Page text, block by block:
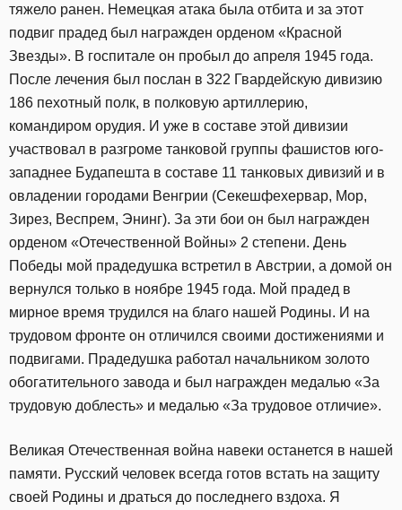
тяжело ранен. Немецкая атака была отбита и за этот
подвиг прадед был награжден орденом «Красной
Звезды». В госпитале он пробыл до апреля 1945 года.
После лечения был послан в 322 Гвардейскую дивизию
186 пехотный полк, в полковую артиллерию,
командиром орудия. И уже в составе этой дивизии
участвовал в разгроме танковой группы фашистов юго-
западнее Будапешта в составе 11 танковых дивизий и в
овладении городами Венгрии (Секешфехервар, Мор,
Зирез, Веспрем, Энинг). За эти бои он был награжден
орденом «Отечественной Войны» 2 степени. День
Победы мой прадедушка встретил в Австрии, а домой он
вернулся только в ноябре 1945 года. Мой прадед в
мирное время трудился на благо нашей Родины. И на
трудовом фронте он отличился своими достижениями и
подвигами. Прадедушка работал начальником золото
обогатительного завода и был награжден медалью «За
трудовую доблесть» и медалью «За трудовое отличие».
Великая Отечественная война навеки останется в нашей
памяти. Русский человек всегда готов встать на защиту
своей Родины и драться до последнего вздоха. Я